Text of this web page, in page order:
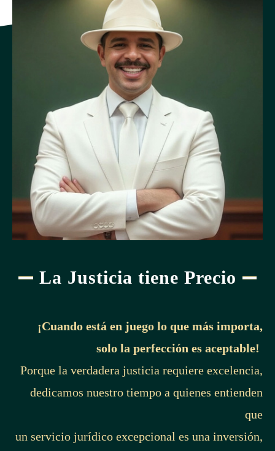
La Justicia tiene Precio
¡Cuando está en juego lo que más importa,
solo la perfección es aceptable!
Porque la verdadera justicia requiere excelencia,
dedicamos nuestro tiempo a quienes entienden
que
un servicio jurídico excepcional es una inversión,